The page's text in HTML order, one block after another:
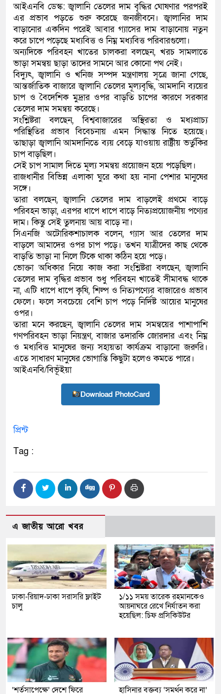
লতিফ সিদ্দিকী
নতুন মামলায় গ্রেফতার
কলিমউল্লাহকে (ভিডিও)
আইএনবি ডেস্ক: জ্বালানি তেলের দাম বৃদ্ধির ঘোষণার পরপরই
এর প্রভাব পড়তে শুরু করেছে জনজীবনে। জ্বালানির দাম
বাড়ানোর একদিন পরেই আবার গ্যাসের দাম বাড়ানোয় নতুন
করে চাপে পড়েছে মধ্যবিত্ত ও নিম্ন মধ্যবিত্ত পরিবারগুলো।
অন্যদিকে পরিবহন খাতের চালকরা বলছেন, খরচ সামলাতে
ভাড়া সমন্বয় ছাড়া তাদের সামনে আর কোনো পথ নেই।
বিদ্যুৎ, জ্বালানি ও খনিজ সম্পদ মন্ত্রণালয় সূত্রে জানা গেছে,
আন্তর্জাতিক বাজারে জ্বালানি তেলের মূল্যবৃদ্ধি, আমদানি ব্যয়ের
চাপ ও বৈদেশিক মুদ্রার ওপর বাড়তি চাপের কারণে সরকার
তেলের দাম সমন্বয় করেছে।
সংশ্লিষ্টরা বলছেন, বিশ্ববাজারের অস্থিরতা ও মধ্যপ্রাচ্য
পরিস্থিতির প্রভাব বিবেচনায় এমন সিদ্ধান্ত নিতে হয়েছে।
তাছাড়া জ্বালানি আমদানিতে ব্যয় বেড়ে যাওয়ায় রাষ্ট্রীয় ভর্তুকির
চাপ বাড়ছিল।
সেই চাপ সামাল দিতে মূল্য সমন্বয় প্রয়োজন হয়ে পড়েছিল।
রাজধানীর বিভিন্ন এলাকা ঘুরে কথা হয় নানা পেশার মানুষের
সঙ্গে।
তারা বলছেন, জ্বালানি তেলের দাম বাড়লেই প্রথমে বাড়ে
পরিবহন ভাড়া, এরপর ধাপে ধাপে বাড়ে নিত্যপ্রয়োজনীয় পণ্যের
দাম। কিন্তু সেই তুলনায় আয় বাড়ে না।
সিএনজি অটোরিকশাচালক বলেন, গ্যাস আর তেলের দাম
বাড়লে আমাদের ওপর চাপ পড়ে। তখন যাত্রীদের কাছ থেকে
বাড়তি ভাড়া না নিলে টিকে থাকা কঠিন হয়ে পড়ে।
ভোক্তা অধিকার নিয়ে কাজ করা সংশ্লিষ্টরা বলছেন, জ্বালানি
তেলের দাম বৃদ্ধির প্রভাব শুধু পরিবহন খাতেই সীমাবদ্ধ থাকে
না, এটি ধাপে ধাপে কৃষি, শিল্প ও নিত্যপণ্যের বাজারেও প্রভাব
ফেলে। ফলে সবচেয়ে বেশি চাপ পড়ে নির্দিষ্ট আয়ের মানুষের
ওপর।
তারা মনে করছেন, জ্বালানি তেলের দাম সমন্বয়ের পাশাপাশি
গণপরিবহন ভাড়া নিয়ন্ত্রণ, বাজার তদারকি জোরদার এবং নিম্ন
ও মধ্যবিত্ত মানুষের জন্য সহায়তা কার্যক্রম বাড়ানো জরুরি।
এতে সাধারণ মানুষের ভোগান্তি কিছুটা হলেও কমতে পারে।
আইএনবি/বিভূঁইয়া
Download PhotoCard
প্রিন্ট
Tag :
এ জাতীয় আরো খবর
ঢাকা-রিয়াদ-ঢাকা সরাসরি ফ্লাইট
চালু
১/১১ সময় তারেক রহমানকেও
আয়নাঘরে রেখে নির্যাতন করা
হয়েছিল: চিফ প্রসিকিউটর
‘শর্তসাপেক্ষে’ দেশে ফিরে
হাসিনার বক্তব্য ‘সমর্থন করে না’